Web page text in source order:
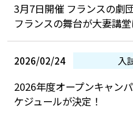
3月7日開催 フランスの劇
フランスの舞台が大妻講
2026/02/24 入
2026年度オープンキャン
ケジュールが決定！